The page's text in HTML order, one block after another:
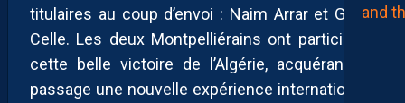
titulaires au coup d’envoi : Naim Arrar et Ghani
Celle. Les deux Montpelliérains ont participé à
cette belle victoire de l’Algérie, acquérant au
passage une nouvelle expérience internationale